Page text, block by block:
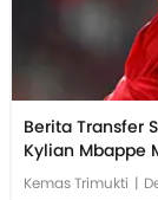
Berita Transfer
Kylian Mbappe
Kemas Trimukti |